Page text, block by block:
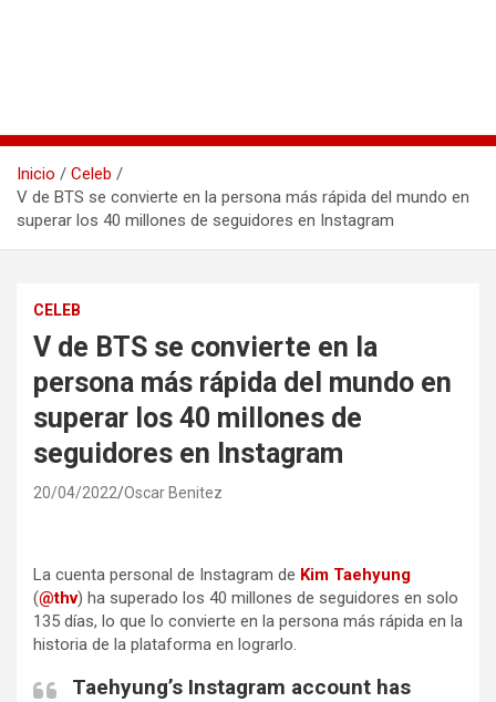
Inicio
Celeb
V de BTS se convierte en la persona más rápida del mundo en
superar los 40 millones de seguidores en Instagram
CELEB
V de BTS se convierte en la
persona más rápida del mundo en
superar los 40 millones de
seguidores en Instagram
20/04/2022 Oscar Benitez
La cuenta personal de Instagram de Kim Taehyung
(@thv) ha superado los 40 millones de seguidores en solo
135 días, lo que lo convierte en la persona más rápida en la
historia de la plataforma en lograrlo.
Taehyung’s Instagram account has